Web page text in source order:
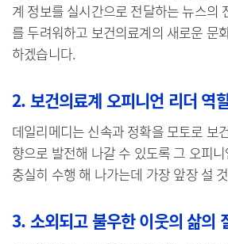
계 정보를 실시간으로 전달하는 뉴스의
를 두려워하고 보건의료계의 새로운 문
하겠습니다.
2. 보건의료계 오피니언 리더 역
데일리메디는 신속과 정확을 모토로 보
향으로 발전해 나갈 수 있도록 그 오피
충실히 수행 해 나가는데 가장 앞장 설
3. 소외되고 불우한 이웃의 삶의